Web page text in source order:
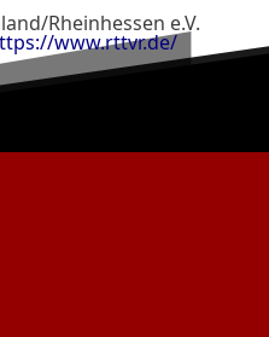
Rheinhessen e.V.
www.rttvr.de/